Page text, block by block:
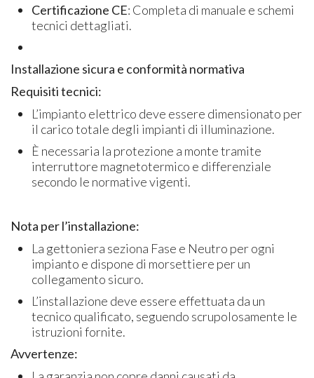
Certificazione CE: Completa di manuale e schemi
tecnici dettagliati.
Installazione sicura e conformità normativa
Requisiti tecnici:
L’impianto elettrico deve essere dimensionato per
il carico totale degli impianti di illuminazione.
È necessaria la protezione a monte tramite
interruttore magnetotermico e differenziale
secondo le normative vigenti.
Nota per l’installazione:
La gettoniera seziona Fase e Neutro per ogni
impianto e dispone di morsettiere per un
collegamento sicuro.
L’installazione deve essere effettuata da un
tecnico qualificato, seguendo scrupolosamente le
istruzioni fornite.
Avvertenze: